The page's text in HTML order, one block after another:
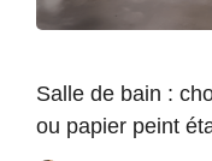
Salle de bain :
ou papier peint